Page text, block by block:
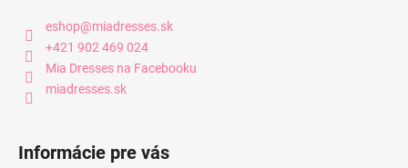
eshop@miadresses.sk
+421 902 469 024
Mia Dresses na Facebooku
miadresses.sk
Informácie pre vás